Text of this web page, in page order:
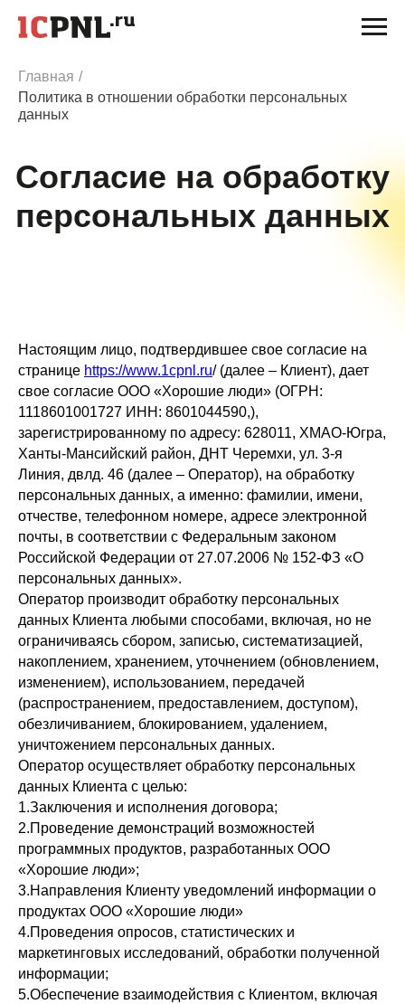
Главная /
Политика в отношении обработки персональных
данных
Согласие на обработку
Настоящим лицо, подтвердившее свое согласие на
странице https://www.1cpnl.ru/ (далее – Клиент), дает
свое согласие ООО «Хорошие люди» (ОГРН:
1118601001727 ИНН: 8601044590,),
зарегистрированному по адресу: 628011, ХМАО-Югра,
Ханты-Мансийский район, ДНТ Черемхи, ул. 3-я
Линия, двлд. 46 (далее – Оператор), на обработку
персональных данных, а именно: фамилии, имени,
отчестве, телефонном номере, адресе электронной
почты, в соответствии с Федеральным законом
Российской Федерации от 27.07.2006 № 152-ФЗ «О
персональных данных».
Оператор производит обработку персональных
данных Клиента любыми способами, включая, но не
ограничиваясь сбором, записью, систематизацией,
накоплением, хранением, уточнением (обновлением,
изменением), использованием, передачей
(распространением, предоставлением, доступом),
обезличиванием, блокированием, удалением,
уничтожением персональных данных.
Оператор осуществляет обработку персональных
данных Клиента с целью:
1.Заключения и исполнения договора;
2.Проведение демонстраций возможностей
программных продуктов, разработанных ООО
«Хорошие люди»;
3.Направления Клиенту уведомлений информации о
продуктах ООО «Хорошие люди»
4.Проведения опросов, статистических и
маркетинговых исследований, обработки полученной
информации;
5.Обеспечение взаимодействия с Клиентом, включая